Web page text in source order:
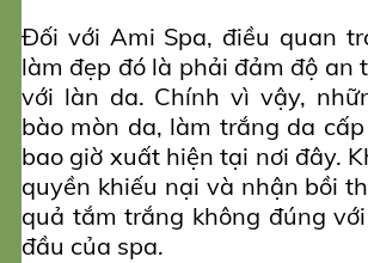
Đối với Ami Spa, điều quan
làm đẹp đó là phải đảm độ an
với làn da. Chính vì vậy,
bào mòn da, làm trắng da
bao giờ xuất hiện tại nơi đây.
quyền khiếu nại và nhận bồi
quả tắm trắng không đúng
đầu của spa.